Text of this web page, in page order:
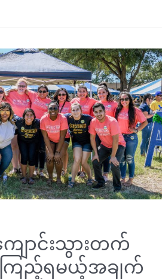
ကျောင်းသွားတက်
ြည့်ရမယ့်အချက်